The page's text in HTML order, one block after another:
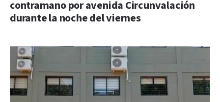
contramano por avenida Circunvalación
durante la noche del viernes